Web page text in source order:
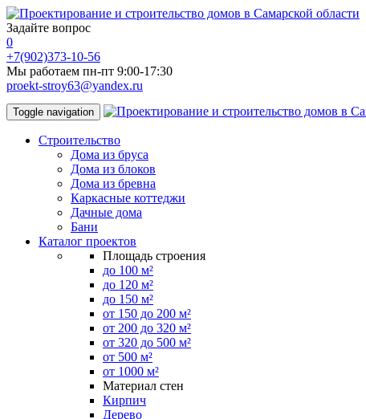
Задайте вопрос
0
+7(902)373-10-56
Мы работаем пн-пт 9:00-17:30
proekt-stroy63@yandex.ru
Toggle navigation
Строительство
Дома из бруса
Дома из блоков
Дома из бревна
Каркасные коттеджи
Дачные дома
Бани
Каталог проектов
Площадь строения
до 100 м²
до 120 м²
до 150 м²
от 150 до 200 м²
от 200 до 320 м²
от 320 до 500 м²
от 500 м²
от 1000 м²
Материал стен
Кирпич
Дерево